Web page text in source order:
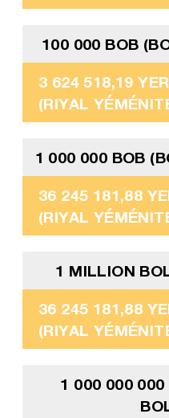
100 000 BOB
3 624 518,19 YER
(RIYAL
1 000 000 BOB
36 245 181,88
(RIYAL
1 MILLION
36 245 181,88
(RIYAL
1 000 000 000